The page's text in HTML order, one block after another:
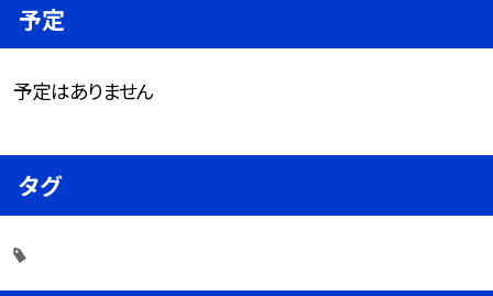
予定
予定はありません
タグ